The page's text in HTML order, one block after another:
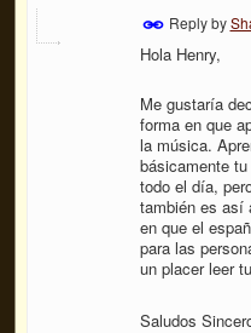
Reply by
Hola Henry,
Me gustaría
forma en que
la música.
básicamente
todo el día,
también es así
en que el
para las
un placer leer
Saludos